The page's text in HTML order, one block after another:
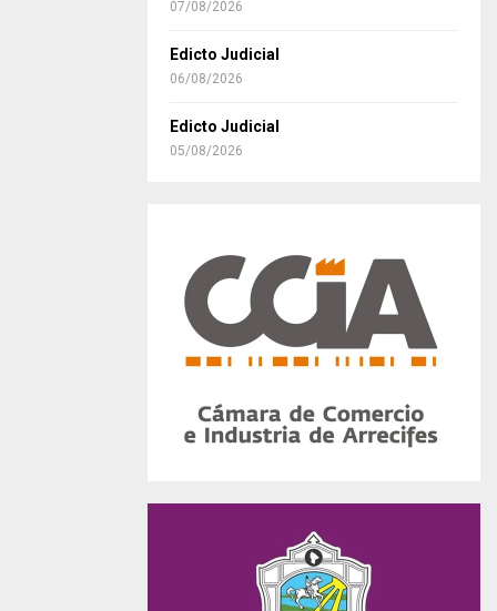
07/08/2026
Edicto Judicial
06/08/2026
Edicto Judicial
05/08/2026